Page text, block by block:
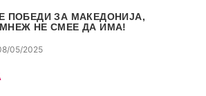
ПОБЕДИ ЗА МАКЕДОНИЈА,
НЕ СМЕЕ ДА ИМА!
05/2025